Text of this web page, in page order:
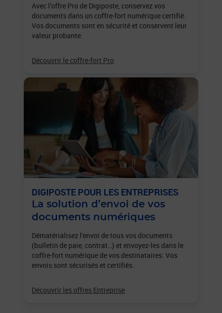
Avec l’offre Pro de Digiposte, conservez vos
documents dans un coffre-fort numérique certifié.
Vos documents sont en sécurité et conservent leur
valeur probante.
Découvrir le coffre-fort Pro
DIGIPOSTE POUR LES ENTREPRISES
La solution d’envoi de vos
documents numériques
Dématérialisez l'envoi de tous vos documents
(bulletin de paie, contrat…) et envoyez-les dans le
coffre-fort numérique de vos destinataires. Vos
envois sont sécurisés et certifiés.
Découvrir les offres Entreprise